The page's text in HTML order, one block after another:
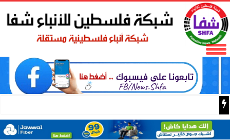
طيران الرياض وترافل سكاي يوقعان اتفاقية تعاون في